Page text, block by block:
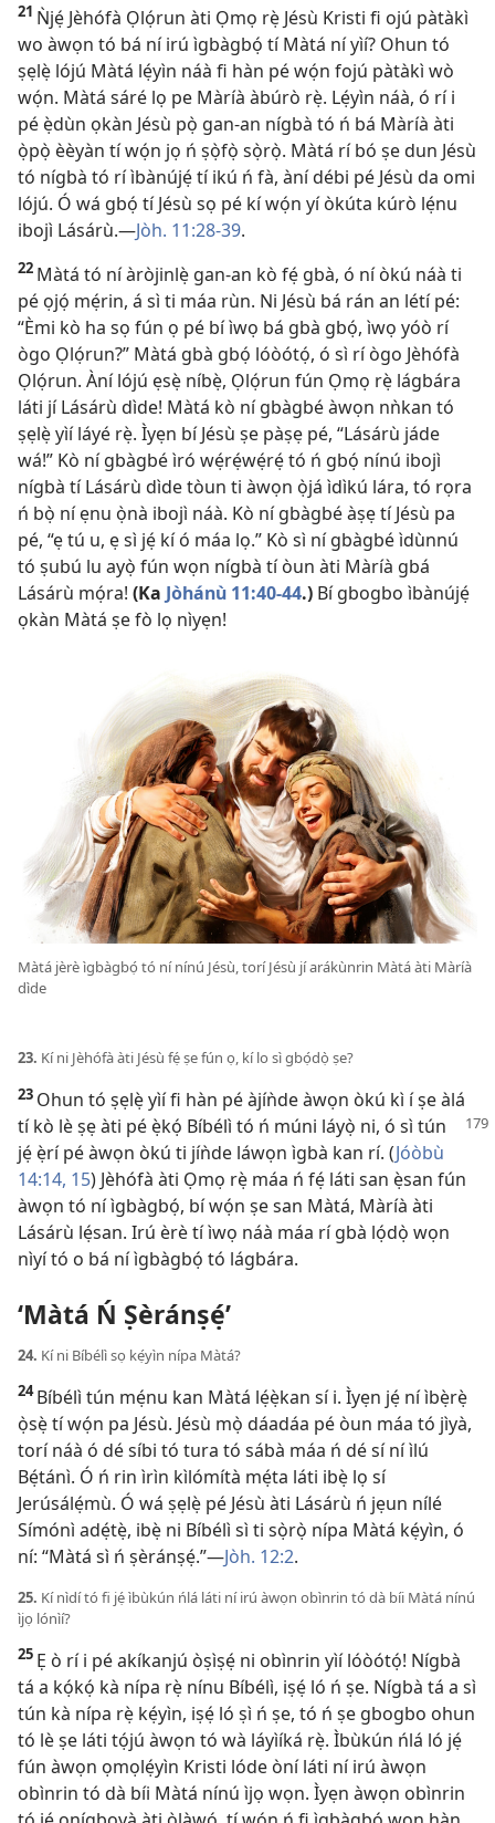
21 Ǹjẹ́ Jèhófà Ọlọ́run àti Ọmọ rẹ̀ Jésù Kristi fi ojú pàtàkì
wo àwọn tó bá ní irú ìgbàgbọ́ tí Màtá ní yìí? Ohun tó
ṣẹlẹ̀ lójú Màtá lẹ́yìn náà fi hàn pé wọ́n fojú pàtàkì wò
wọ́n. Màtá sáré lọ pe Màríà àbúrò rẹ̀. Lẹ́yìn náà, ó rí i
pé ẹ̀dùn ọkàn Jésù pọ̀ gan-an nígbà tó ń bá Màríà àti
ọ̀pọ̀ èèyàn tí wọ́n jọ ń ṣọ̀fọ̀ sọ̀rọ̀. Màtá rí bó ṣe dun Jésù
tó nígbà tó rí ìbànújẹ́ tí ikú ń fà, àní débi pé Jésù da omi
lójú. Ó wá gbọ́ tí Jésù sọ pé kí wọ́n yí òkúta kúrò lẹ́nu
ibojì Lásárù.—Jòh. 11:28-39.
22 Màtá tó ní àròjinlẹ̀ gan-an kò fẹ́ gbà, ó ní òkú náà ti
pé ọjọ́ mẹ́rin, á sì ti máa rùn. Ni Jésù bá rán an létí pé:
“Èmi kò ha sọ fún ọ pé bí ìwọ bá gbà gbọ́, ìwọ yóò rí
ògo Ọlọ́run?” Màtá gbà gbọ́ lóòótọ́, ó sì rí ògo Jèhófà
Ọlọ́run. Àní lójú ẹsẹ̀ níbẹ̀, Ọlọ́run fún Ọmọ rẹ̀ lágbára
láti jí Lásárù dìde! Màtá kò ní gbàgbé àwọn nǹkan tó
ṣẹlẹ̀ yìí láyé rẹ̀. Ìyẹn bí Jésù ṣe pàṣẹ pé, “Lásárù jáde
wá!” Kò ní gbàgbé ìró wẹ́rẹ́wẹ́rẹ́ tó ń gbọ́ nínú ibojì
nígbà tí Lásárù dìde tòun ti àwọn ọ̀já ìdìkú lára, tó rọra
ń bọ̀ ní ẹnu ọ̀nà ibojì náà. Kò ní gbàgbé àṣẹ tí Jésù pa
pé, “ẹ tú u, ẹ sì jẹ́ kí ó máa lọ.” Kò sì ní gbàgbé ìdùnnú
tó ṣubú lu ayọ̀ fún wọn nígbà tí òun àti Màríà gbá
Lásárù mọ́ra! (Ka Jòhánù 11:40-44.) Bí gbogbo ìbànújẹ́
ọkàn Màtá ṣe fò lọ nìyẹn!
Màtá jèrè ìgbàgbọ́ tó ní nínú Jésù, torí Jésù jí arákùnrin Màtá àti Màríà
dìde
23. Kí ni Jèhófà àti Jésù fẹ́ ṣe fún ọ, kí lo sì gbọ́dọ̀ ṣe?
23 Ohun tó ṣẹlẹ̀ yìí fi hàn pé àjíǹde àwọn òkú kì í ṣe àlá
tí kò lè ṣẹ àti pé ẹ̀kọ́ Bíbélì tó ń múni láyọ̀ ni, ó sì tún
jẹ́ ẹ̀rí pé àwọn òkú ti jíǹde láwọn ìgbà kan rí. (Jóòbù
14:14, 15) Jèhófà àti Ọmọ rẹ̀ máa ń fẹ́ láti san ẹ̀san fún
àwọn tó ní ìgbàgbọ́, bí wọ́n ṣe san Màtá, Màríà àti
Lásárù lẹ́san. Irú èrè tí ìwọ náà máa rí gbà lọ́dọ̀ wọn
nìyí tó o bá ní ìgbàgbọ́ tó lágbára.
‘Màtá Ń Ṣèránṣẹ́’
24. Kí ni Bíbélì sọ kẹ́yìn nípa Màtá?
24Bíbélì tún mẹ́nu kan Màtá lẹ́ẹ̀kan sí i. Ìyẹn jẹ́ ní ìbẹ̀rẹ̀
ọ̀sẹ̀ tí wọ́n pa Jésù. Jésù mọ̀ dáadáa pé òun máa tó jìyà,
torí náà ó dé síbi tó tura tó sábà máa ń dé sí ní ìlú
Bẹ́tánì. Ó ń rin ìrìn kìlómítà mẹ́ta láti ibẹ̀ lọ sí
Jerúsálẹ́mù. Ó wá ṣẹlẹ̀ pé Jésù àti Lásárù ń jẹun nílé
Símónì adẹ́tẹ̀, ibẹ̀ ni Bíbélì sì ti sọ̀rọ̀ nípa Màtá kẹ́yìn, ó
ní: “Màtá sì ń ṣèránṣẹ́.”—Jòh. 12:2.
25. Kí nìdí tó fi jẹ́ ìbùkún ńlá láti ní irú àwọn obìnrin tó dà bíi Màtá nínú
ìjọ lónìí?
25 Ẹ ò rí i pé akíkanjú òṣìṣẹ́ ni obìnrin yìí lóòótọ́! Nígbà
tá a kọ́kọ́ kà nípa rẹ̀ nínu Bíbélì, iṣẹ́ ló ń ṣe. Nígbà tá a sì
tún kà nípa rẹ̀ kẹ́yìn, iṣẹ́ ló ṣì ń ṣe, tó ń ṣe gbogbo ohun
tó lè ṣe láti tọ́jú àwọn tó wà láyìíká rẹ̀. Ìbùkún ńlá ló jẹ́
fún àwọn ọmọlẹ́yìn Kristi lóde òní láti ní irú àwọn
obìnrin tó dà bíi Màtá nínú ìjọ wọn. Ìyẹn àwọn obìnrin